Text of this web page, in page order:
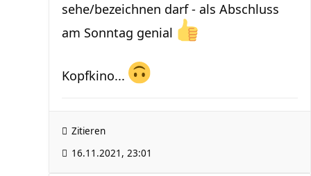
sehe/bezeichnen darf - als Abschluss
am Sonntag genial
Kopfkino...
Zitieren
16.11.2021, 23:01